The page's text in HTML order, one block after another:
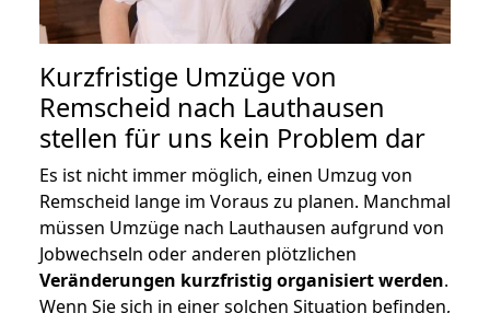
Kurzfristige Umzüge von
Remscheid nach Lauthausen
stellen für uns kein Problem dar
Es ist nicht immer möglich, einen Umzug von
Remscheid lange im Voraus zu planen. Manchmal
müssen Umzüge nach Lauthausen aufgrund von
Jobwechseln oder anderen plötzlichen
Veränderungen kurzfristig organisiert werden.
Wenn Sie sich in einer solchen Situation befinden,